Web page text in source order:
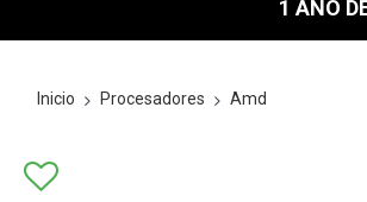
1 AÑO
Inicio Procesadores Amd